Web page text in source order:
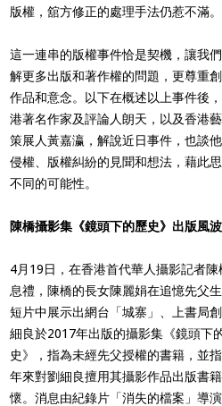
版權，舘方修正的處理手法仍惹不滿。
這一連串的版權事件恰是契機，讓我
解更多出版和著作權的問題，更尊重
作品和意念。以下在概述以上事件後
港著名作家及評論人朗天，以及香港
策展人黃嘉瀛，解說近日事件，也談
侵權、版權糾紛的見聞和想法，藉此
不同的可能性。
陳橋攝影集《鏡頭下的歷史》出版風波
4月19日，在香港首代華人攝影記者陳
息禮，陳橋的長女陳麗娟在追憶先父生
短片中展示出網台「城寨」、上書局
細良於2017年出版的攝影集《鏡頭下
史》，指為未經先父授權的書籍，並
年來對劉細良擅用其攝影作品出版書
懷。消息由紀錄片「消失的檔案」導